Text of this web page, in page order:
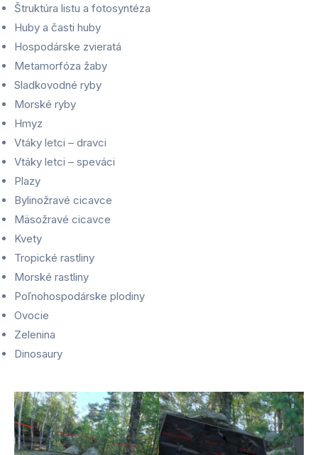
Štruktúra listu a fotosyntéza
Huby a časti huby
Hospodárske zvieratá
Metamorfóza žaby
Sladkovodné ryby
Morské ryby
Hmyz
Vtáky letci – dravci
Vtáky letci – speváci
Plazy
Bylinožravé cicavce
Mäsožravé cicavce
Kvety
Tropické rastliny
Morské rastliny
Poľnohospodárske plodiny
Ovocie
Zelenina
Dinosaury